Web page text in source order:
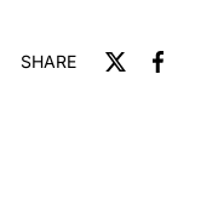
SHARE
트
F